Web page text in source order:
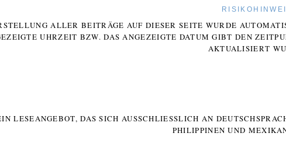
ALLER BEITRÄGE AUF DIESER SEITE WURDE
UHRZEIT BZW. DAS ANGEZEIGTE DATUM GIBT DEN
AKTUALISIERT
LESEANGEBOT, DAS SICH AUSSCHLIESSLICH AN
HILIPPINEN UND